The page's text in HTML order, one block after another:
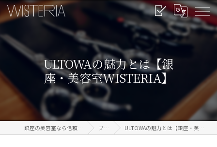
ULTOWAの魅力とは【銀
座・美容室WISTERIA】
銀座の美容室なら信頼のWISTERIA ブログ ULTOWAの魅力とは【銀座・美容室WISTERIA】